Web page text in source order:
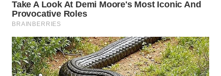
SIMALUNGUN
WN
LABUHANBATU
WN